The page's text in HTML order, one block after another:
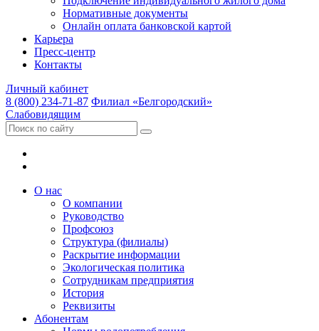
Нормативные документы
Онлайн оплата банковской картой
Карьера
Пресс-центр
Контакты
Личный кабинет
8 (800) 234-71-87 Филиал «Белгородский»
Слабовидящим
О нас
О компании
Руководство
Профсоюз
Структура (филиалы)
Раскрытие информации
Экологическая политика
Сотрудникам предприятия
История
Реквизиты
Абонентам